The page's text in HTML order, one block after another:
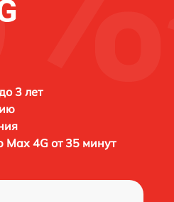
3 лет
Max 4G от 35 минут